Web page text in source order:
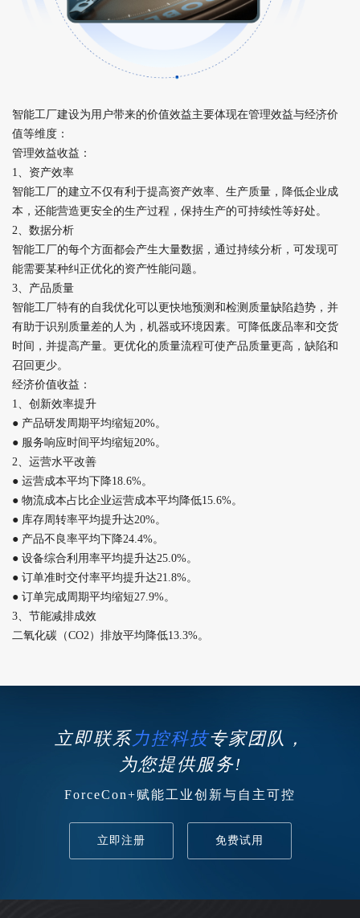
智能工厂建设为用户带来的价值效益主要体现在管理效益与经济价
值等维度：
管理效益收益：
1、资产效率
智能工厂的建立不仅有利于提高资产效率、生产质量，降低企业成
本，还能营造更安全的生产过程，保持生产的可持续性等好处。
2、数据分析
智能工厂的每个方面都会产生大量数据，通过持续分析，可发现可
能需要某种纠正优化的资产性能问题。
3、产品质量
智能工厂特有的自我优化可以更快地预测和检测质量缺陷趋势，并
有助于识别质量差的人为，机器或环境因素。可降低废品率和交货
时间，并提高产量。更优化的质量流程可使产品质量更高，缺陷和
召回更少。
经济价值收益：
1、创新效率提升
● 产品研发周期平均缩短20%。
● 服务响应时间平均缩短20%。
2、运营水平改善
● 运营成本平均下降18.6%。
● 物流成本占比企业运营成本平均降低15.6%。
● 库存周转率平均提升达20%。
● 产品不良率平均下降24.4%。
● 设备综合利用率平均提升达25.0%。
● 订单准时交付率平均提升达21.8%。
● 订单完成周期平均缩短27.9%。
3、节能减排成效
二氧化碳（CO2）排放平均降低13.3%。
立即联系力控科技专家团队，
为您提供服务!
ForceCon+赋能工业创新与自主可控
立即注册 免费试用